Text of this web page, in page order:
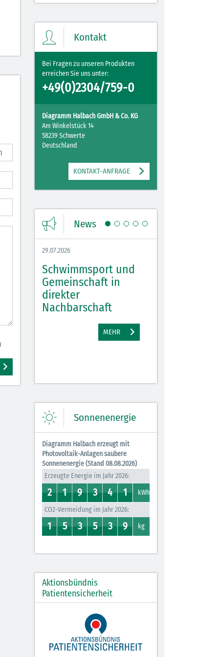
Kontakt
Bei Fragen zu unseren Produkten
erreichen Sie uns unter:
+49(0)2304/759-0
Diagramm Halbach GmbH & Co. KG
Am Winkelstück 14
58239 Schwerte
Deutschland
KONTAKT-ANFRAGE
News
MEHR
29.07.2026
Schwimmsport und
Gemeinschaft in
direkter
Nachbarschaft
MEHR
Sonnenenergie
Diagramm Halbach erzeugt mit
Photovoltaik-Anlagen saubere
Sonnenenergie (Stand 08.08.2026)
Erzeugte Energie im Jahr 2026:
1
2
2 0
1
1 8
9
9 7
3
3 0
4
4 0
1
1 kWh
CO2-Vermeidung im Jahr 2026:
0
1
1 4
5
5 2
3
3 0
5
5 0
3
3 0
9
9 kg
Aktionsbündnis
Patientensicherheit